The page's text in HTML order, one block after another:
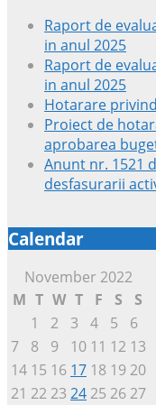
Raport de
in anul 2025
Raport de
in anul 2025
Hotarare
Proiect de
aprobarea
Anunt nr. 1521
desfasurarii
Calendar
November 2022
M T W T F S
S
1
2 3 4 5
6
7
8 9 10 11 12 13
14 15 16 17 18 19 20
21 22 23 24 25 26 27